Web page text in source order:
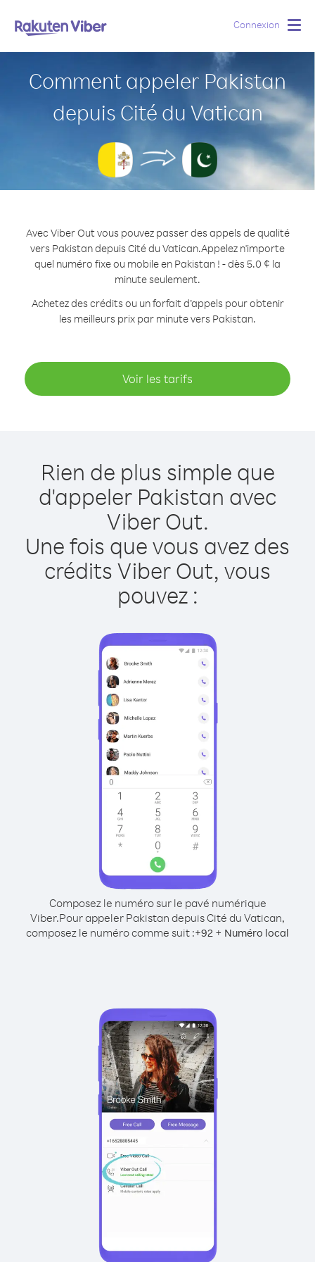
Connexion
Comment appeler Pakistan
depuis Cité du Vatican
Avec Viber Out vous pouvez passer des appels de qualité
vers Pakistan depuis Cité du Vatican.Appelez n'importe
quel numéro fixe ou mobile en Pakistan ! - dès 5.0 ¢ la
minute seulement.
Achetez des crédits ou un forfait d’appels pour obtenir
les meilleurs prix par minute vers Pakistan.
Voir les tarifs
Rien de plus simple que
d'appeler Pakistan avec
Viber Out.
Une fois que vous avez des
crédits Viber Out, vous
pouvez :
Composez le numéro sur le pavé numérique
Viber.Pour appeler Pakistan depuis Cité du Vatican,
composez le numéro comme suit :+92 + Numéro local